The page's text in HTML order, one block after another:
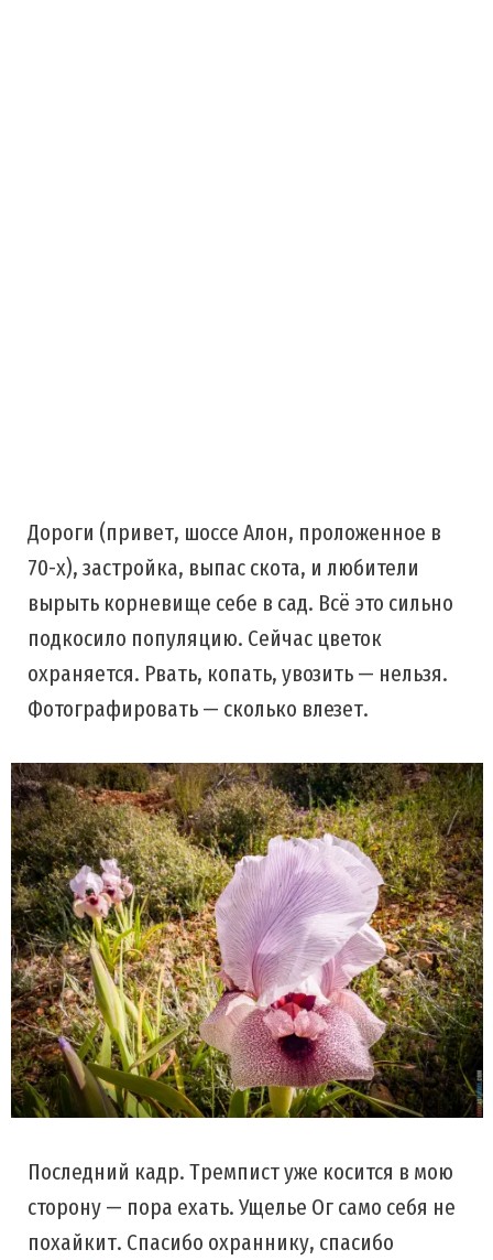
Дороги (привет, шоссе Алон, проложенное в
70-х), застройка, выпас скота, и любители
вырыть корневище себе в сад. Всё это сильно
подкосило популяцию. Сейчас цветок
охраняется. Рвать, копать, увозить — нельзя.
Фотографировать — сколько влезет.
Последний кадр. Тремпист уже косится в мою
сторону — пора ехать. Ущелье Ог само себя не
похайкит. Спасибо охраннику, спасибо